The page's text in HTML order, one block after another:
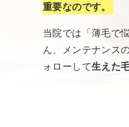
重要なのです。
当院では「薄毛で
ん、メンテナンス
ォローして生えた